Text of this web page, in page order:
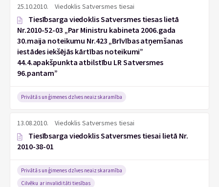
25.10.2010. Viedoklis Satversmes tiesai
Tiesībsarga viedoklis Satversmes tiesas lietā
Nr.2010-52-03 „Par Ministru kabineta 2006.gada
30.maija noteikumu Nr.423 „Brīvības atņemšanas
iestādes iekšējās kārtības noteikumi”
44.4.apakšpunkta atbilstību LR Satversmes
96.pantam”
Privātās un ģimenes dzīves neaizskaramība
13.08.2010. Viedoklis Satversmes tiesai
Tiesībsarga viedoklis Satversmes tiesai lietā Nr.
2010-38-01
Privātās un ģimenes dzīves neaizskaramība
Cilvēku ar invaliditāti tiesības